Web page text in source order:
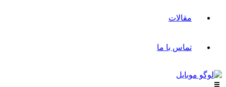
مقالات
تماس با ما